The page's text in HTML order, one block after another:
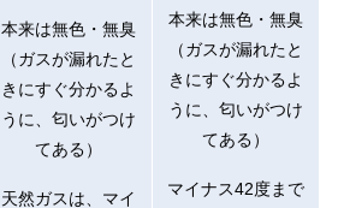
本来は無色・無臭
（ガスが漏れたと
きにすぐ分かるよ
うに、匂いがつけ
てある）
天然ガスは、マイ
本来は無色・無臭
（ガスが漏れたと
きにすぐ分かるよ
うに、匂いがつけ
てある）
マイナス42度まで